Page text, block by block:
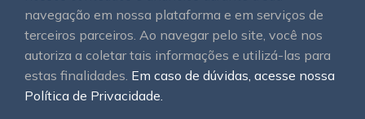
navegação em nossa plataforma e em serviços de
terceiros parceiros. Ao navegar pelo site, você nos
autoriza a coletar tais informações e utilizá-las para
estas finalidades. Em caso de dúvidas, acesse nossa
Política de Privacidade.
OAWEB site e sistemas para imobiliárias
os direitos reservados.